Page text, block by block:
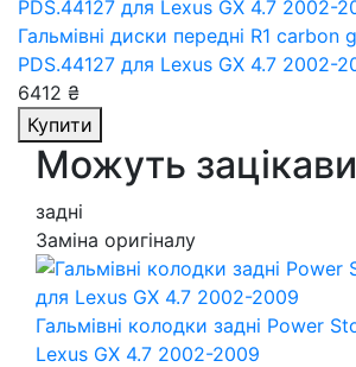
Гальмівні диски передні R1 carbon
PDS.44127 для Lexus GX 4.7 2002-
6412 ₴
Купити
Можуть
задні
Заміна оригіналу
Гальмівні колодки задні Power
Lexus GX 4.7 2002-2009